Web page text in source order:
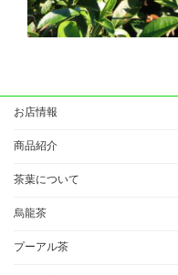
お店情報
商品紹介
茶葉について
烏龍茶
プーアル茶